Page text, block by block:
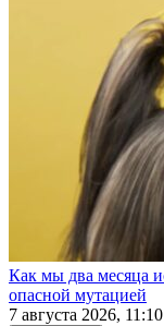
Как мы два месяца
опасной мутацией
7 августа 2026, 11:10